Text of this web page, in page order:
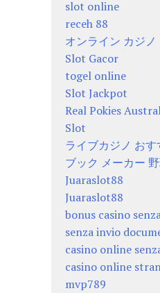
slot online
receh 88
オンライン カジ
Slot Gacor
togel online
Slot Jackpot
Real Pokies
Slot
ライブカジノ おす
ブック メーカー
Juaraslot88
Juaraslot88
bonus casino
senza invio
casino online
casino online
mvp789